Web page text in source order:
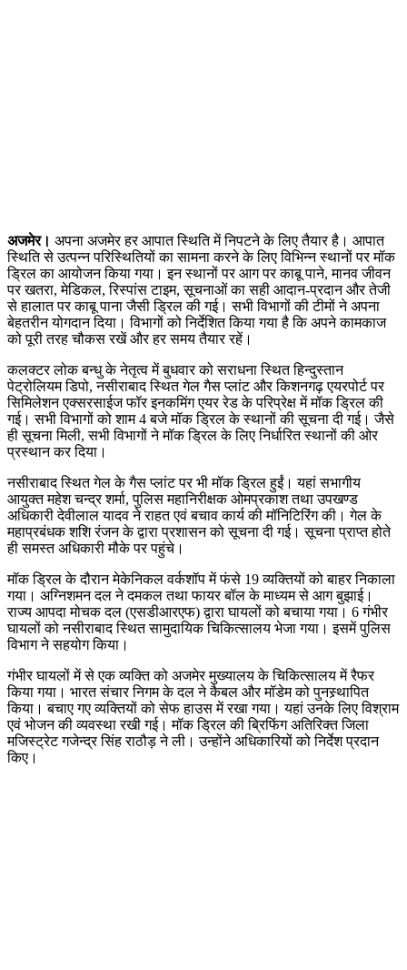
अजमेर। अपना अजमेर हर आपात स्थिति में निपटने के लिए तैयार है। आपात
स्थिति से उत्पन्न परिस्थितियों का सामना करने के लिए विभिन्न स्थानों पर मॉक
ड्रिल का आयोजन किया गया। इन स्थानों पर आग पर काबू पाने, मानव जीवन
पर खतरा, मेडिकल, रिस्पांस टाइम, सूचनाओं का सही आदान-प्रदान और तेजी
से हालात पर काबू पाना जैसी ड्रिल की गई। सभी विभागों की टीमों ने अपना
बेहतरीन योगदान दिया। विभागों को निर्देशित किया गया है कि अपने कामकाज
को पूरी तरह चौकस रखें और हर समय तैयार रहें।
कलक्टर लोक बन्धु के नेतृत्व में बुधवार को सराधना स्थित हिन्दुस्तान
पेट्रोलियम डिपो, नसीराबाद स्थित गेल गैस प्लांट और किशनगढ़ एयरपोर्ट पर
सिमिलेशन एक्सरसाईज फॉर इनकमिंग एयर रेड के परिप्रेक्ष में मॉक ड्रिल की
गई। सभी विभागों को शाम 4 बजे मॉक ड्रिल के स्थानों की सूचना दी गई। जैसे
ही सूचना मिली, सभी विभागों ने मॉक ड्रिल के लिए निर्धारित स्थानों की ओर
प्रस्थान कर दिया।
नसीराबाद स्थित गेल के गैस प्लांट पर भी मॉक ड्रिल हुईं। यहां सभागीय
आयुक्त महेश चन्द्र शर्मा, पुलिस महानिरीक्षक ओमप्रकाश तथा उपखण्ड
अधिकारी देवीलाल यादव ने राहत एवं बचाव कार्य की मॉनिटिरिंग की। गेल के
महाप्रबंधक शशि रंजन के द्वारा प्रशासन को सूचना दी गई। सूचना प्राप्त होते
ही समस्त अधिकारी मौके पर पहुंचे।
मॉक ड्रिल के दौरान मेकेनिकल वर्कशॉप में फंसे 19 व्यक्तियों को बाहर निकाला
गया। अग्निशमन दल ने दमकल तथा फायर बॉल के माध्यम से आग बुझाई।
राज्य आपदा मोचक दल (एसडीआरएफ) द्वारा घायलों को बचाया गया। 6 गंभीर
घायलों को नसीराबाद स्थित सामुदायिक चिकित्सालय भेजा गया। इसमें पुलिस
विभाग ने सहयोग किया।
गंभीर घायलों में से एक व्यक्ति को अजमेर मुख्यालय के चिकित्सालय में रैफर
किया गया। भारत संचार निगम के दल ने कैबल और मॉडेम को पुनस्र्थापित
किया। बचाए गए व्यक्तियों को सेफ हाउस में रखा गया। यहां उनके लिए विश्राम
एवं भोजन की व्यवस्था रखी गई। मॉक ड्रिल की ब्रिफिंग अतिरिक्त जिला
मजिस्ट्रेट गजेन्द्र सिंह राठौड़ ने ली। उन्होंने अधिकारियों को निर्देश प्रदान
किए।